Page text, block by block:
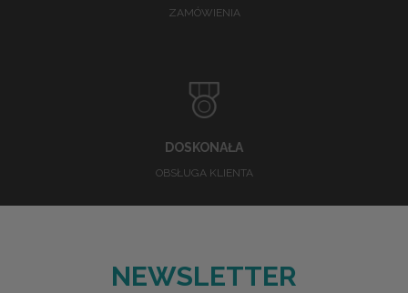
ZAMÓWIENIA
DOSKONAŁA
OBSŁUGA KLIENTA
NEWSLETTER